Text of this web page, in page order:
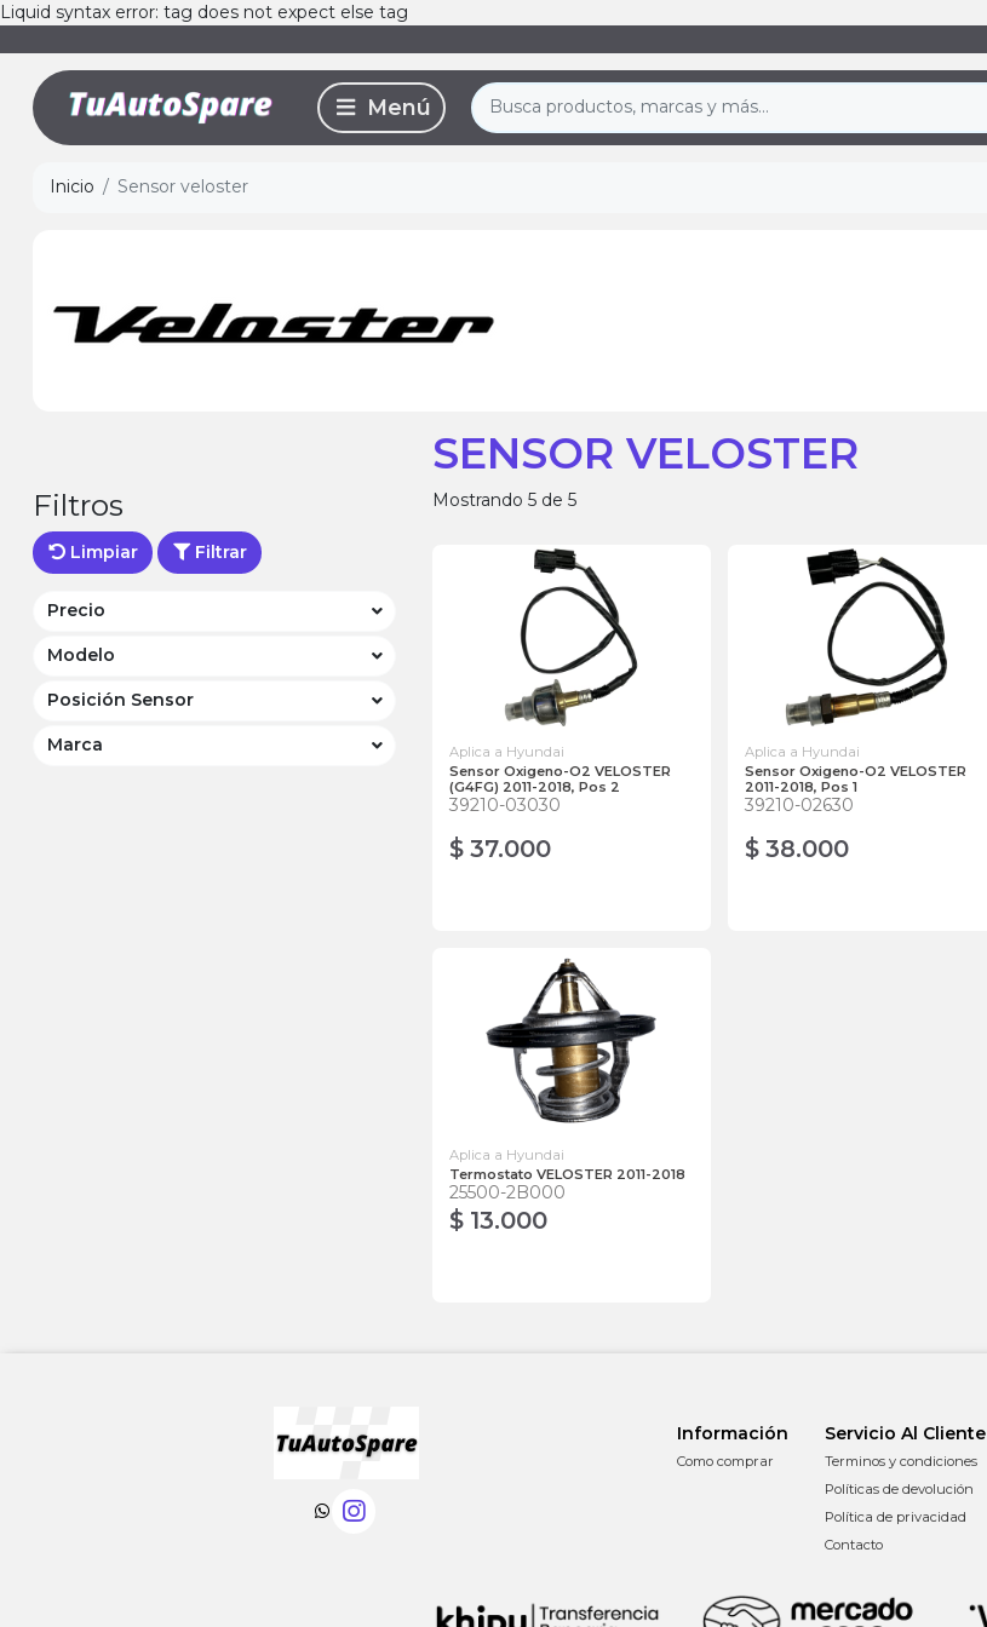
Liquid syntax error: tag does not expect else tag
Inicio Sensor veloster
SENSOR VELOSTER
Filtros
Limpiar Filtrar
Precio
Modelo
Posición Sensor
Marca
Mostrando 5 de 5
Aplica a Hyundai
Sensor Oxigeno-O2 VELOSTER
(G4FG) 2011-2018, Pos 2
39210-03030
$ 37.000
Aplica a Hyundai
Sensor Oxigeno-O2 VELOSTER
2011-2018, Pos 1
39210-02630
$ 38.000
Aplica a Hyundai
Termostato VELOSTER 2011-2018
25500-2B000
$ 13.000
Información
Como comprar
Servicio Al Cliente
Terminos y condiciones
Políticas de devolución
Política de privacidad
Contacto